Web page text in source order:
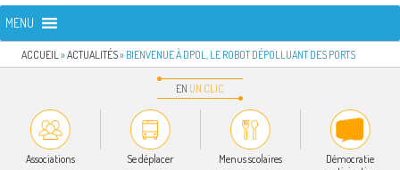
FRONTIGNAN LA PEYRADE
MENU
ACCUEIL »ACTUALITÉS» BIENVENUE À DPOL, LE ROBOT DÉPOLLUANT DES PORTS
EN UN CLIC
Associations Se déplacer Menus scolaires
Démocratie